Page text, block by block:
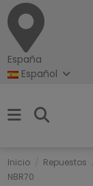
España
Español
Inicio Repuestos
NBR70